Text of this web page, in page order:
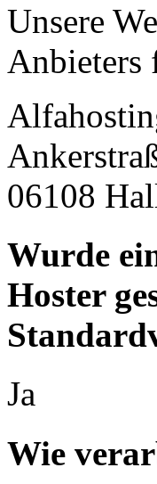
Unsere
Anbieters
06108
Wurde
Hoster
Ja
Wie